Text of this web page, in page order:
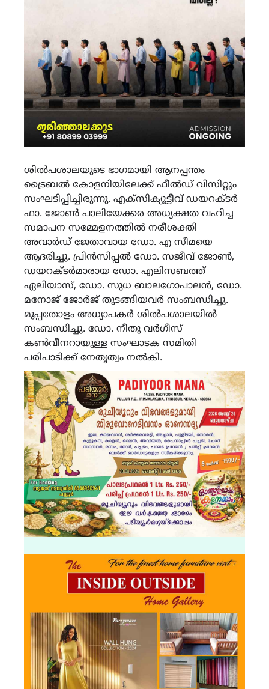
ശിൽപശാലയുടെ ഭാഗമായി ആനപ്പന്തം
ട്രൈബൽ കോളനിയിലേക്ക് ഫീൽഡ് വിസിറ്റും
സംഘടിപ്പിച്ചിരുന്നു. എക്സിക്യൂട്ടീവ് ഡയറക്ടർ
ഫാ. ജോൺ പാലിയേക്കര അധ്യക്ഷത വഹിച്ച
സമാപന സമ്മേളനത്തിൽ നരീശക്തി
അവാർഡ് ജേതാവായ ഡോ. എ സീമയെ
ആദരിച്ചു. പ്രിൻസിപ്പൽ ഡോ. സജീവ് ജോൺ,
ഡയറക്ടർമാരായ ഡോ. എലിസബത്ത്
ഏലിയാസ്, ഡോ. സുധ ബാലഗോപാലൻ, ഡോ.
മനോജ് ജോർജ് തുടങ്ങിയവർ സംബന്ധിച്ചു.
മുപ്പതോളം അധ്യാപകർ ശിൽപശാലയിൽ
സംബന്ധിച്ചു. ഡോ. നീതു വർഗീസ്
കൺവീനറായുള്ള സംഘാടക സമിതി
പരിപാടിക്ക് നേതൃത്വം നൽകി.